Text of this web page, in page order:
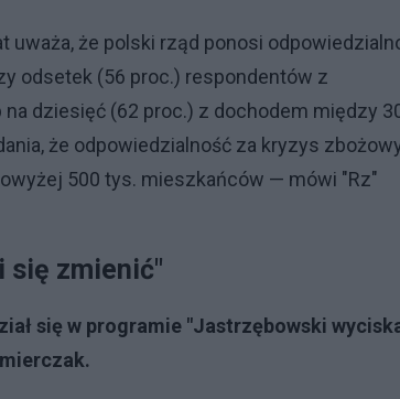
uważa, że polski rząd ponosi
odsetek (56 proc.) respondentów z
dziesięć (62 proc.) z dochodem między
że odpowiedzialność za kryzys
500 tys. mieszkańców — mówi "Rz"
się zmienić"
się w programie "Jastrzębowski